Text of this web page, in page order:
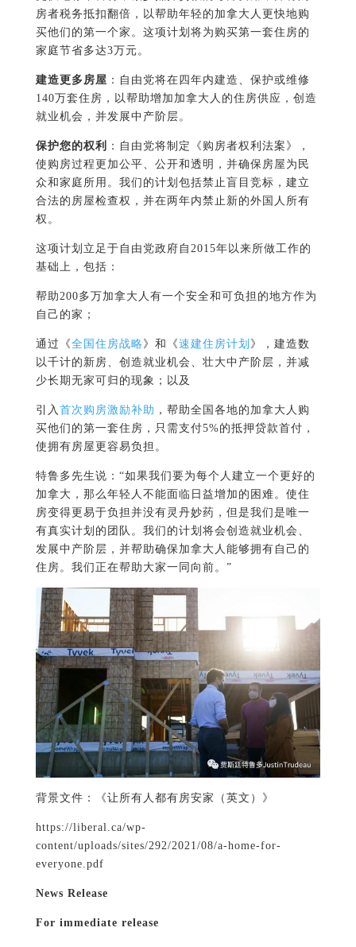
房者税务抵扣翻倍，以帮助年轻的加拿大人更快地购
买他们的第一个家。这项计划将为购买第一套住房的
家庭节省多达3万元。
建造更多房屋 ：自由党将在四年内建造、保护或维修
140万套住房，以帮助增加加拿大人的住房供应，创造
就业机会，并发展中产阶层。
保护您的权利
：自由党将制定《购房者权利法案》，
使购房过程更加公平、公开和透明，并确保房屋为民
众和家庭所用。我们的计划包括禁止盲目竞标，建立
合法的房屋检查权，并在两年内禁止新的外国人所有
权。
这项计划立足于自由党政府自2015年以来所做工作的
基础上，包括：
帮助200多万加拿大人有一个安全和可负担的地方作为
自己的家；
通过《全国住房战略》和《速建住房计划 》，建造数
以千计的新房、创造就业机会、壮大中产阶层，并减
少长期无家可归的现象；以及
引入 首次购房激励补助 ，帮助全国各地的加拿大人购
买他们的第一套住房，只需支付5%的抵押贷款首付，
使拥有房屋更容易负担。
特鲁多先生说：“如果我们要为每个人建立一个更好的
加拿大，那么年轻人不能面临日益增加的困难。使住
房变得更易于负担并没有灵丹妙药，但是我们是唯一
有真实计划的团队。我们的计划将会创造就业机会、
发展中产阶层，并帮助确保加拿大人能够拥有自己的
住房。我们正在帮助大家一同向前。”
背景文件：《让所有人都有房安家（英文）》
https://liberal.ca/wp-
content/uploads/sites/292/2021/08/a-home-for-
everyone.pdf
News Release
For immediate release